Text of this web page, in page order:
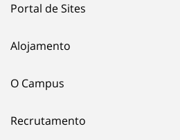
Portal de Sites
Alojamento
O Campus
Recrutamento